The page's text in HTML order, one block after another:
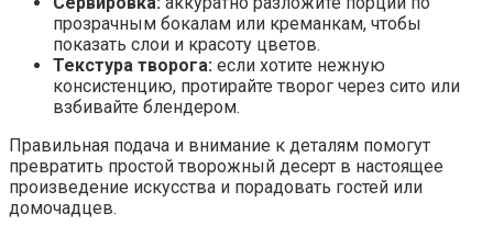
прозрачным бокалам или креманкам, чтобы
показать слои и красоту цветов.
Текстура творога: если хотите нежную
консистенцию, протирайте творог через сито или
взбивайте блендером.
Правильная подача и внимание к деталям помогут
превратить простой творожный десерт в настоящее
произведение искусства и порадовать гостей или
домочадцев.